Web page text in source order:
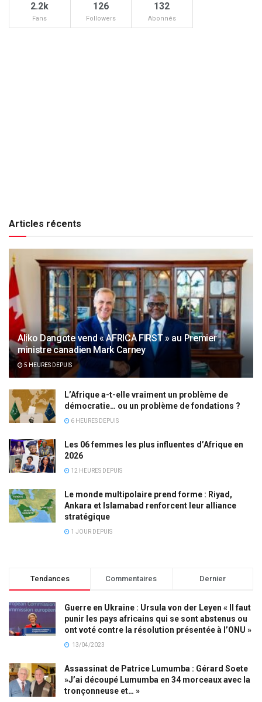
2.2k
Fans
126
Followers
132
Abonnés
Articles récents
Aliko Dangote vend « AFRICA FIRST » au Premier
ministre canadien Mark Carney
5 HEURES DEPUIS
L’Afrique a-t-elle vraiment un problème de
démocratie… ou un problème de fondations ?
6 HEURES DEPUIS
Les 06 femmes les plus influentes d’Afrique en
2026
12 HEURES DEPUIS
Le monde multipolaire prend forme : Riyad,
Ankara et Islamabad renforcent leur alliance
stratégique
1 JOUR DEPUIS
Tendances Commentaires Dernier
Guerre en Ukraine : Ursula von der Leyen « Il faut
punir les pays africains qui se sont abstenus ou
ont voté contre la résolution présentée à l’ONU »
13/04/2023
Assassinat de Patrice Lumumba : Gérard Soete
»J’ai découpé Lumumba en 34 morceaux avec la
tronçonneuse et… »